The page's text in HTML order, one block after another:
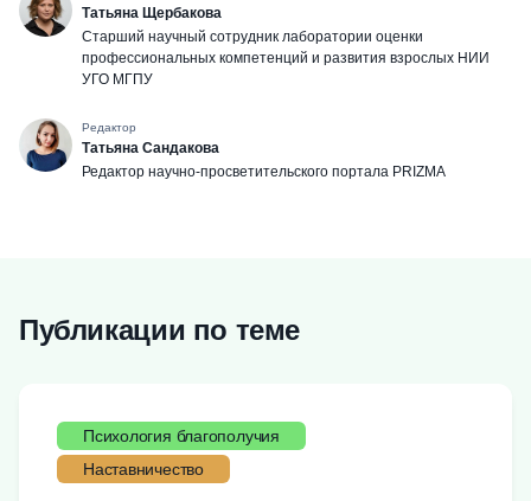
Татьяна Щербакова
Cтарший научный сотрудник лаборатории оценки
профессиональных компетенций и развития взрослых НИИ
УГО МГПУ
Редактор
Татьяна Сандакова
Редактор научно-просветительского портала PRIZMA
Публикации по теме
Психология благополучия
Наставничество